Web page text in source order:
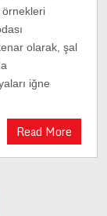
olarak, şal
iğne
Read More